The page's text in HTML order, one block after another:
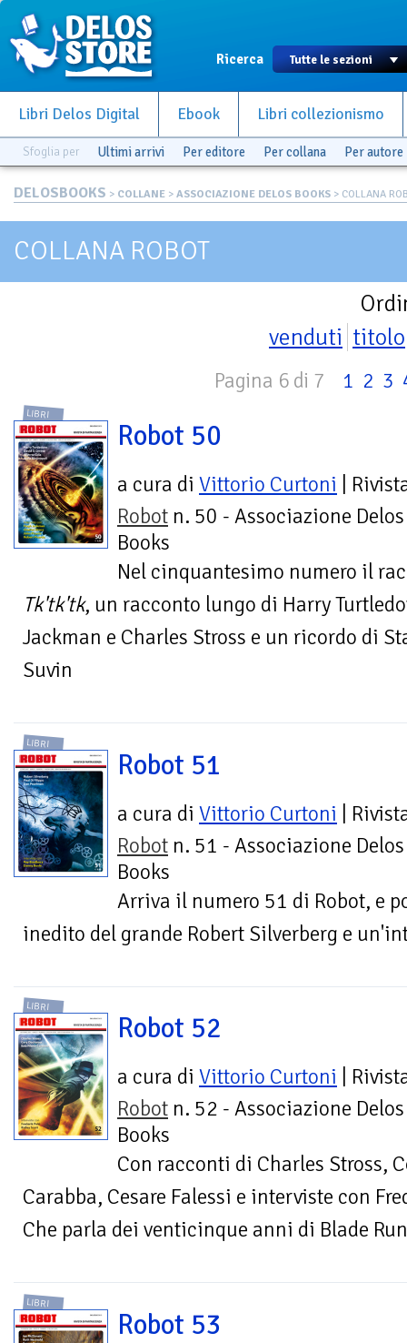
Ricerca
Libri Delos Digital Ebook Libri collezionismo
Sfoglia per Ultimi arrivi Per editore Per collana Per autore
DELOSBOOKS > COLLANE > ASSOCIAZIONE DELOS BOOKS > COLLANA
COLLANA ROBOT
venduti titolo
Pagina 6 di 7 1 2 3
LIBRI
Robot 50
a cura di Vittorio Curtoni |
Robot n. 50 - Associazione Delos
Books
Nel cinquantesimo numero il
Tk'tk'tk, un racconto lungo di Harry
Jackman e Charles Stross e un ricordo di
Suvin
LIBRI
Robot 51
a cura di Vittorio Curtoni |
Robot n. 51 - Associazione Delos
Books
Arriva il numero 51 di Robot, e
inedito del grande Robert Silverberg e
LIBRI
Robot 52
a cura di Vittorio Curtoni |
Robot n. 52 - Associazione Delos
Books
Con racconti di Charles Stross,
Carabba, Cesare Falessi e interviste con
Che parla dei venticinque anni di Blade
LIBRI
Robot 53